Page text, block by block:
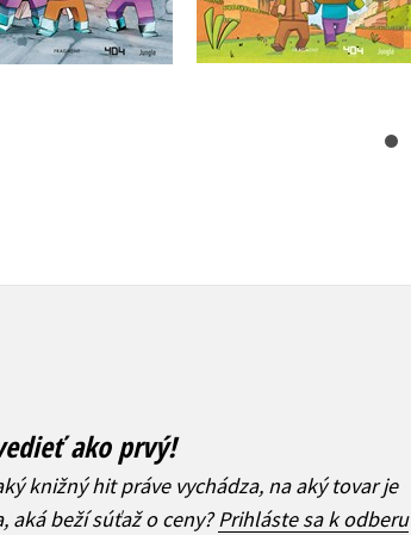
Do košíka
6,79 €
Do košíka
6,79 €
ako prvý!
knižný hit práve vychádza, na aký tovar je
aká beží súťaž o ceny?Prihláste sa k odberu